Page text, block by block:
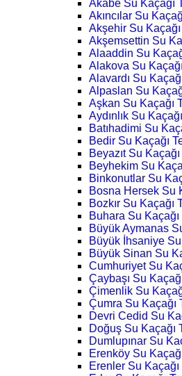
Akabe Su Kaçağı
Akıncılar Su
Akşehir Su
Akşemsettin Su
Alaaddin Su
Alakova Su
Alavardı Su
Alpaslan Su
Aşkan Su Kaçağı
Aydınlık Su
Batıhadimi Su
Bedir Su Kaçağı
Beyazıt Su
Beyhekim Su
Binkonutlar Su
Bosna Hersek Su
Bozkır Su Kaçağı
Buhara Su Kaçağı
Büyük Aymanas
Büyük İhsaniye
Büyük Sinan Su
Cumhuriyet Su
Çaybaşı Su
Çimenlik Su
Çumra Su Kaçağı
Devri Cedid Su
Doğuş Su Kaçağı
Dumlupınar Su
Erenköy Su
Erenler Su Kaçağı